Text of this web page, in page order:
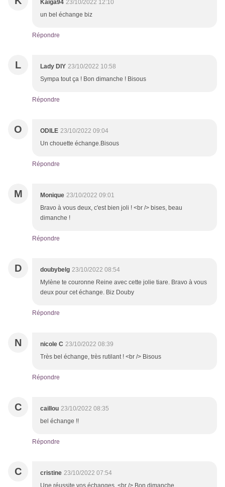
Kaiga94 23/10/2022 12:10
un bel échange biz
Répondre
L Lady DIY 23/10/2022 10:58
Sympa tout ça ! Bon dimanche ! Bisous
Répondre
O ODILE 23/10/2022 09:04
Un chouette échange.Bisous
Répondre
M Monique 23/10/2022 09:01
Bravo à vous deux, c'est bien joli ! <br /> bises, beau
dimanche !
Répondre
D doubybelg 23/10/2022 08:54
Mylène te couronne Reine avec cette jolie tiare. Bravo à vous
deux pour cet échange. Biz Douby
Répondre
N nicole C 23/10/2022 08:39
Très bel échange, très rutilant ! <br /> Bisous
Répondre
C caillou 23/10/2022 08:35
bel échange !!
Répondre
C cristine 23/10/2022 07:54
Une réussite vos échanges .<br /> Bon dimanche